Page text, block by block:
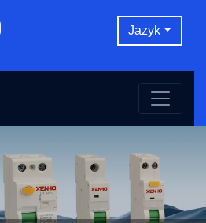
Jazyk